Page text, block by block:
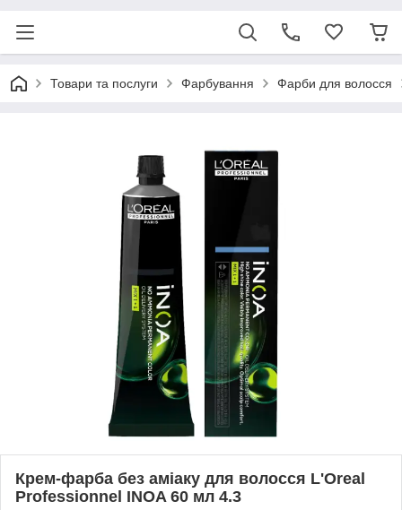
Товари та послуги Фарбування Фарби для волосся
Крем-фарба без аміаку для волосся L'Oreal
Professionnel INOA 60 мл 4.3